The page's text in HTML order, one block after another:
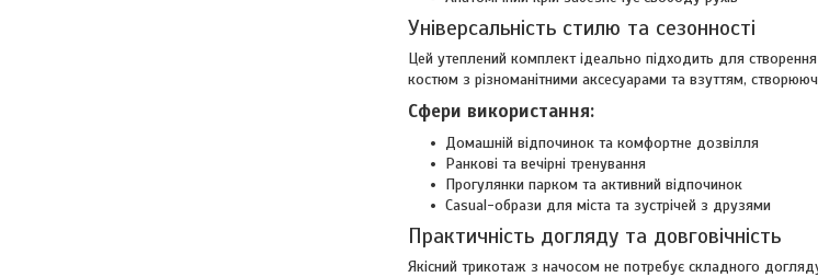
Універсальність стилю та сезонності
Цей утеплений комплект ідеально підходить для
костюм з різноманітними аксесуарами та взуттям,
Сфери використання:
Домашній відпочинок та комфортне дозвілля
Ранкові та вечірні тренування
Прогулянки парком та активний відпочинок
Casual-образи для міста та зустрічей з друзями
Практичність догляду та довговічність
Якісний трикотаж з начосом не потребує складного